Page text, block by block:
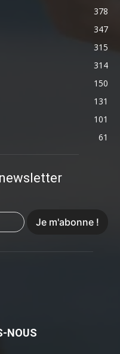
378
347
315
314
150
131
101
61
NOUS